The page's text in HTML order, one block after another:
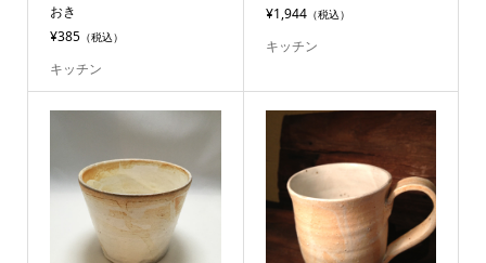
おき
¥385（税込）
キッチン
¥1,944（税込）
キッチン